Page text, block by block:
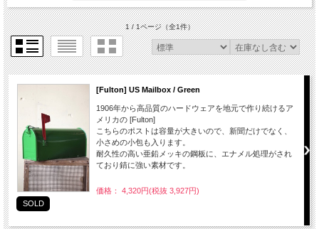
1 / 1ページ（全1件）
[Fulton] US Mailbox / Green
1906年から高品質のハードウェアを地元で作り続けるア
メリカの [Fulton]
こちらのポストは容量が大きいので、新聞だけでなく、
小さめの小包も入ります。
耐久性の高い亜鉛メッキの鋼板に、エナメル処理がされ
ており錆に強い素材です。
価格： 4,320円(税抜 3,927円)
SOLD